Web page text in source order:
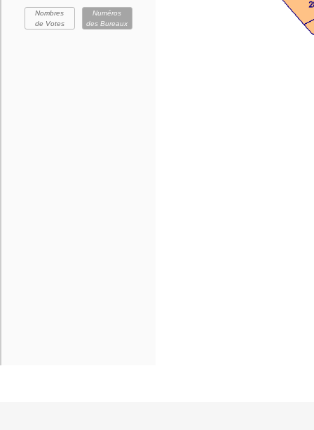
Nombres
de Votes
Numéros
des Bureaux